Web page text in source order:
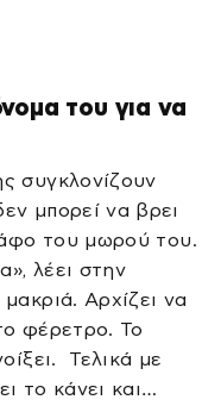
του για να
συγκλονίζουν
μπορεί να βρει
του μωρού του.
λέει στην
Αρχίζει να
φέρετρο. Το
Τελικά με
το κάνει και…